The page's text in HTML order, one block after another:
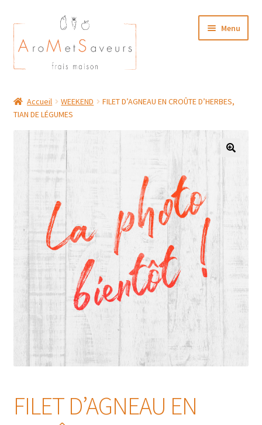
Aller
à
la
navigation
Aller
au
contenu
Menu
Plat du Jour/ Menu Week end
NOS BOUTIQUES
MON COMPTE
Accueil WEEKEND
FILET D’AGNEAU EN CROÛTE D’HERBES,
TIAN DE LÉGUMES
FILET D’AGNEAU EN